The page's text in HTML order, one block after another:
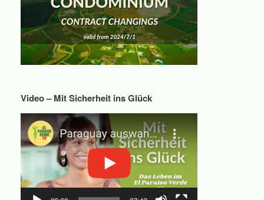
Video – Mit Sicherheit ins Glück